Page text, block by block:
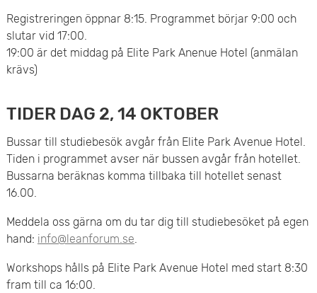
Registreringen öppnar 8:15. Programmet börjar 9:00 och
slutar vid 17:00.
19:00 är det middag på Elite Park Anenue Hotel (anmälan
krävs)
TIDER DAG 2, 14 OKTOBER
Bussar till studiebesök avgår från Elite Park Avenue Hotel.
Tiden i programmet avser när bussen avgår från hotellet.
Bussarna beräknas komma tillbaka till hotellet senast
16.00.
Meddela oss gärna om du tar dig till studiebesöket på egen
hand: info@leanforum.se.
Workshops hålls på Elite Park Avenue Hotel med start 8:30
fram till ca 16:00.